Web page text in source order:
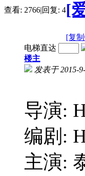
查看: 2766|回复: 4[
[复
电梯直达
楼主
发表于 2015-
导演:
编剧:
主演: